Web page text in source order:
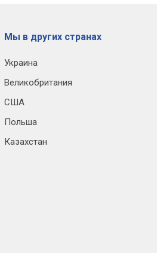
Мы в других странах
Украина
Великобритания
США
Польша
Казахстан